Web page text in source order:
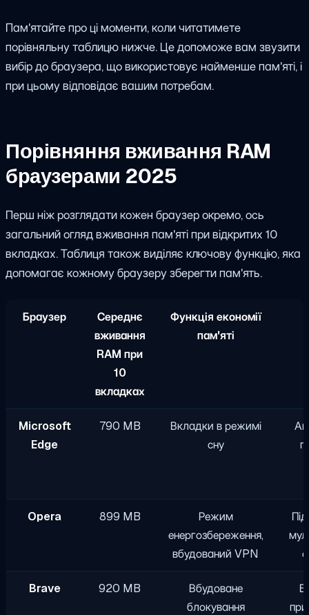
Пам'ятайте про ці моменти, коли читатимете
порівняльну таблицю нижче. Це допоможе вам звузити
вибір до браузера, що використовує найменше пам'яті, і
при цьому відповідає вашим потребам.
Порівняння вживання RAM
браузерами 2025
Перш ніж розглядати кожен браузер окремо, ось
загальний огляд вживання пам'яті при відкритих 10
вкладках. Таблиця також виділяє ключову функцію, яка
допомагає кожному браузеру зберегти пам'ять.
Браузер
Середнє
вживання
RAM при
10
вкладках
Функція економії
пам'яті
Microsoft
Edge
790 MB
Вкладки в режимі
сну
Opera 899 MB
Режим
енергозбереження,
вбудований VPN
Brave 920 MB
Вбудоване
блокування